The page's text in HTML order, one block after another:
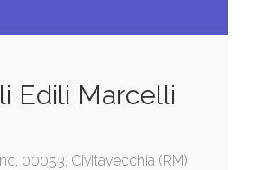
Edili Marcelli
00053, Civitavecchia (RM)